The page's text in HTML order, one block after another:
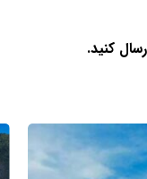
کنید.